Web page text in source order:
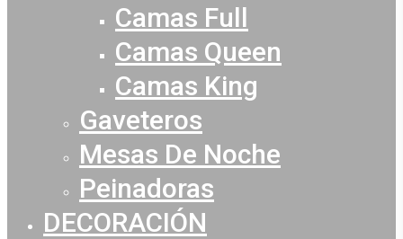
Camas Full
Camas Queen
Camas King
Gaveteros
Mesas De Noche
Peinadoras
DECORACIÓN